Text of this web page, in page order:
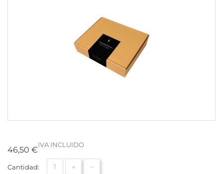
46,50 €
IVA INCLUIDO
Cantidad: + -